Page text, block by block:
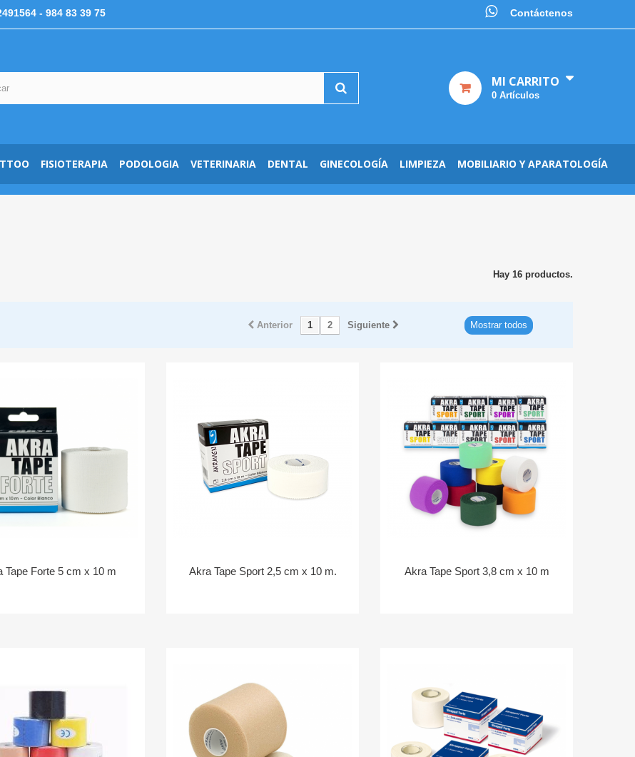
Contáctenos
- 984 83 39 75
MI CARRITO
0 Artículos
FISIOTERAPIA PODOLOGIA VETERINARIA DENTAL GINECOLOGÍA LIMPIEZA MOBILIARIO Y APARATOLOGÍA
Hay 16 productos.
Mostrar todos
Anterior 1 2 Siguiente
Tape Forte 5 cm x 10 m Akra Tape Sport 2,5 cm x 10 m. Akra Tape Sport 3,8 cm x 10 m